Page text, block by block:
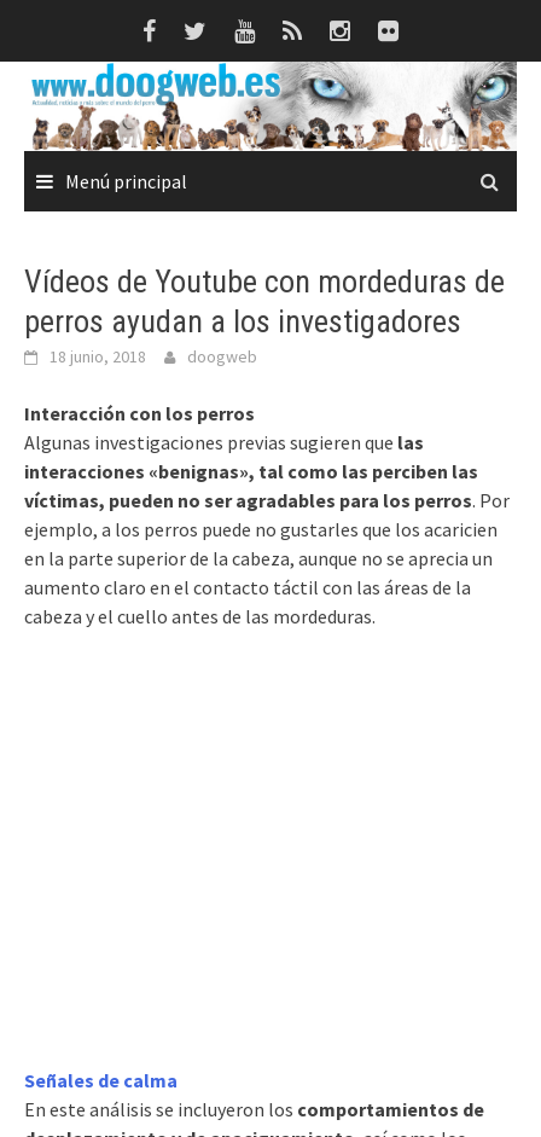
Menú principal
Vídeos de Youtube con mordeduras de
perros ayudan a los investigadores
18 junio, 2018 doogweb
Interacción con los perros
Algunas investigaciones previas sugieren que las
interacciones «benignas», tal como las perciben las
víctimas, pueden no ser agradables para los perros. Por
ejemplo, a los perros puede no gustarles que los acaricien
en la parte superior de la cabeza, aunque no se aprecia un
aumento claro en el contacto táctil con las áreas de la
cabeza y el cuello antes de las mordeduras.
Señales de calma
En este análisis se incluyeron los comportamientos de